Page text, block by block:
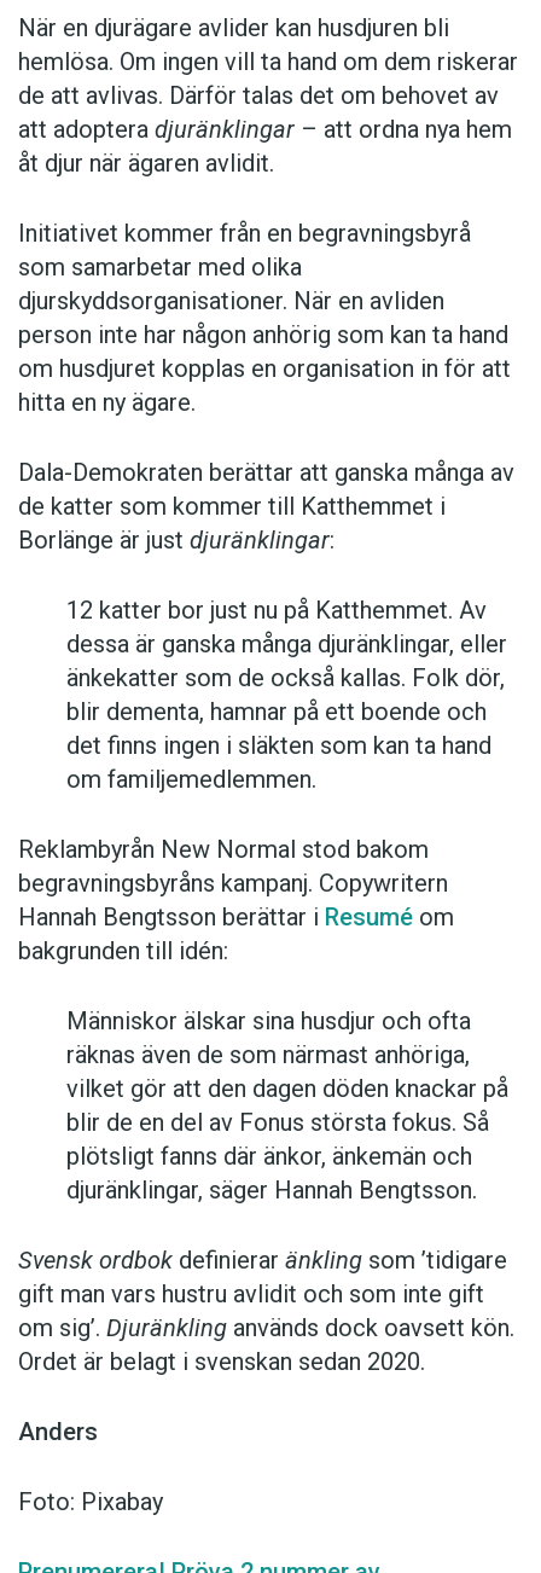
När en djurägare avlider kan husdjuren bli
hemlösa. Om ingen vill ta hand om dem riskerar
de att avlivas. Därför talas det om behovet av
att adoptera djuränklingar – att ordna nya hem
åt djur när ägaren avlidit.
Initiativet kommer från en begravningsbyrå
som samarbetar med olika
djurskyddsorganisationer. När en avliden
person inte har någon anhörig som kan ta hand
om husdjuret kopplas en organisation in för att
hitta en ny ägare.
Dala-Demokraten berättar att ganska många av
de katter som kommer till Katthemmet i
Borlänge är just djuränklingar:
12 katter bor just nu på Katthemmet. Av
dessa är ganska många djuränklingar, eller
änkekatter som de också kallas. Folk dör,
blir dementa, hamnar på ett boende och
det finns ingen i släkten som kan ta hand
om familjemedlemmen.
Reklambyrån New Normal stod bakom
begravningsbyråns kampanj. Copywritern
Hannah Bengtsson berättar i Resumé om
bakgrunden till idén:
Människor älskar sina husdjur och ofta
räknas även de som närmast anhöriga,
vilket gör att den dagen döden knackar på
blir de en del av Fonus största fokus. Så
plötsligt fanns där änkor, änkemän och
djuränklingar, säger Hannah Bengtsson.
Svensk ordbok definierar änkling som ’tidigare
gift man vars hustru av­lidit och som inte gift
om sig’. Djuränkling används dock oavsett kön.
Ordet är belagt i svenskan sedan 2020.
Anders
Foto: Pixabay